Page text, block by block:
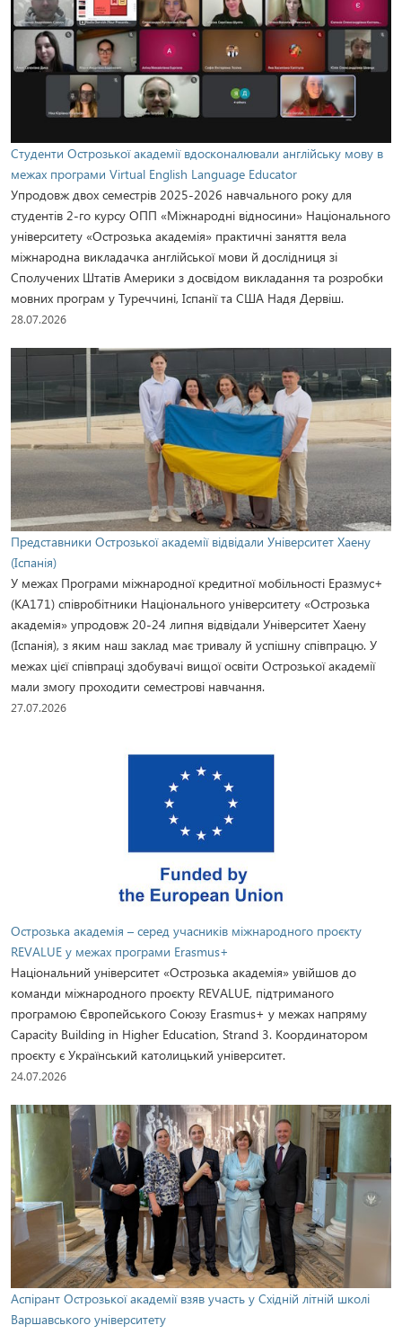
Студенти Острозької академії вдосконалювали англійську мову в
межах програми Virtual English Language Educator
Упродовж двох семестрів 2025-2026 навчального року для
студентів 2-го курсу ОПП «Міжнародні відносини» Національного
університету «Острозька академія» практичні заняття вела
міжнародна викладачка англійської мови й дослідниця зі
Сполучених Штатів Америки з досвідом викладання та розробки
мовних програм у Туреччині, Іспанії та США Надя Дервіш.
28.07.2026
Представники Острозької академії відвідали Університет Хаену
(Іспанія)
У межах Програми міжнародної кредитної мобільності Еразмус+
(KA171) співробітники Національного університету «Острозька
академія» упродовж 20-24 липня відвідали Університет Хаену
(Іспанія), з яким наш заклад має тривалу й успішну співпрацю. У
межах цієї співпраці здобувачі вищої освіти Острозької академії
мали змогу проходити семестрові навчання.
27.07.2026
Острозька академія – серед учасників міжнародного проєкту
REVALUE у межах програми Erasmus+
Національний університет «Острозька академія» увійшов до
команди міжнародного проєкту REVALUE, підтриманого
програмою Європейського Союзу Erasmus+ у межах напряму
Capacity Building in Higher Education, Strand 3. Координатором
проєкту є Український католицький університет.
24.07.2026
Аспірант Острозької академії взяв участь у Східній літній школі
Варшавського університету